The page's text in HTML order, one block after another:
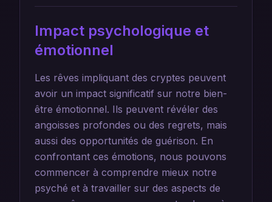
Impact psychologique et
émotionnel
Les rêves impliquant des cryptes peuvent
avoir un impact significatif sur notre bien-
être émotionnel. Ils peuvent révéler des
angoisses profondes ou des regrets, mais
aussi des opportunités de guérison. En
confrontant ces émotions, nous pouvons
commencer à comprendre mieux notre
psyché et à travailler sur des aspects de